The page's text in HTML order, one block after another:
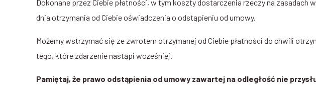
Dokonane przez Ciebie płatności, w tym koszty dostarczenia rzeczy na zasadach
dnia otrzymania od Ciebie oświadczenia o odstąpieniu od umowy.
Możemy wstrzymać się ze zwrotem otrzymanej od Ciebie płatności do chwili
tego, które zdarzenie nastąpi wcześniej.
Pamiętaj, że prawo odstąpienia od umowy zawartej na odległość nie